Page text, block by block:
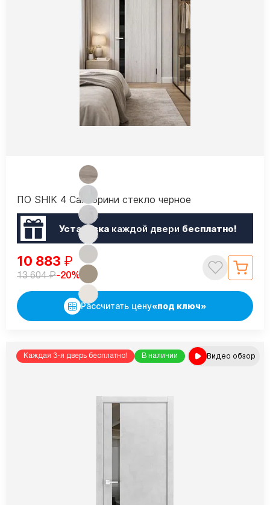
ПО SHIK 4 Санторини стекло черное
Установкакаждой двери бесплатно!
10 883 ₽
13 604₽-20%
Рассчитать цену«под ключ»
Каждая 3-я дверь бесплатно! В наличии Видео обзор